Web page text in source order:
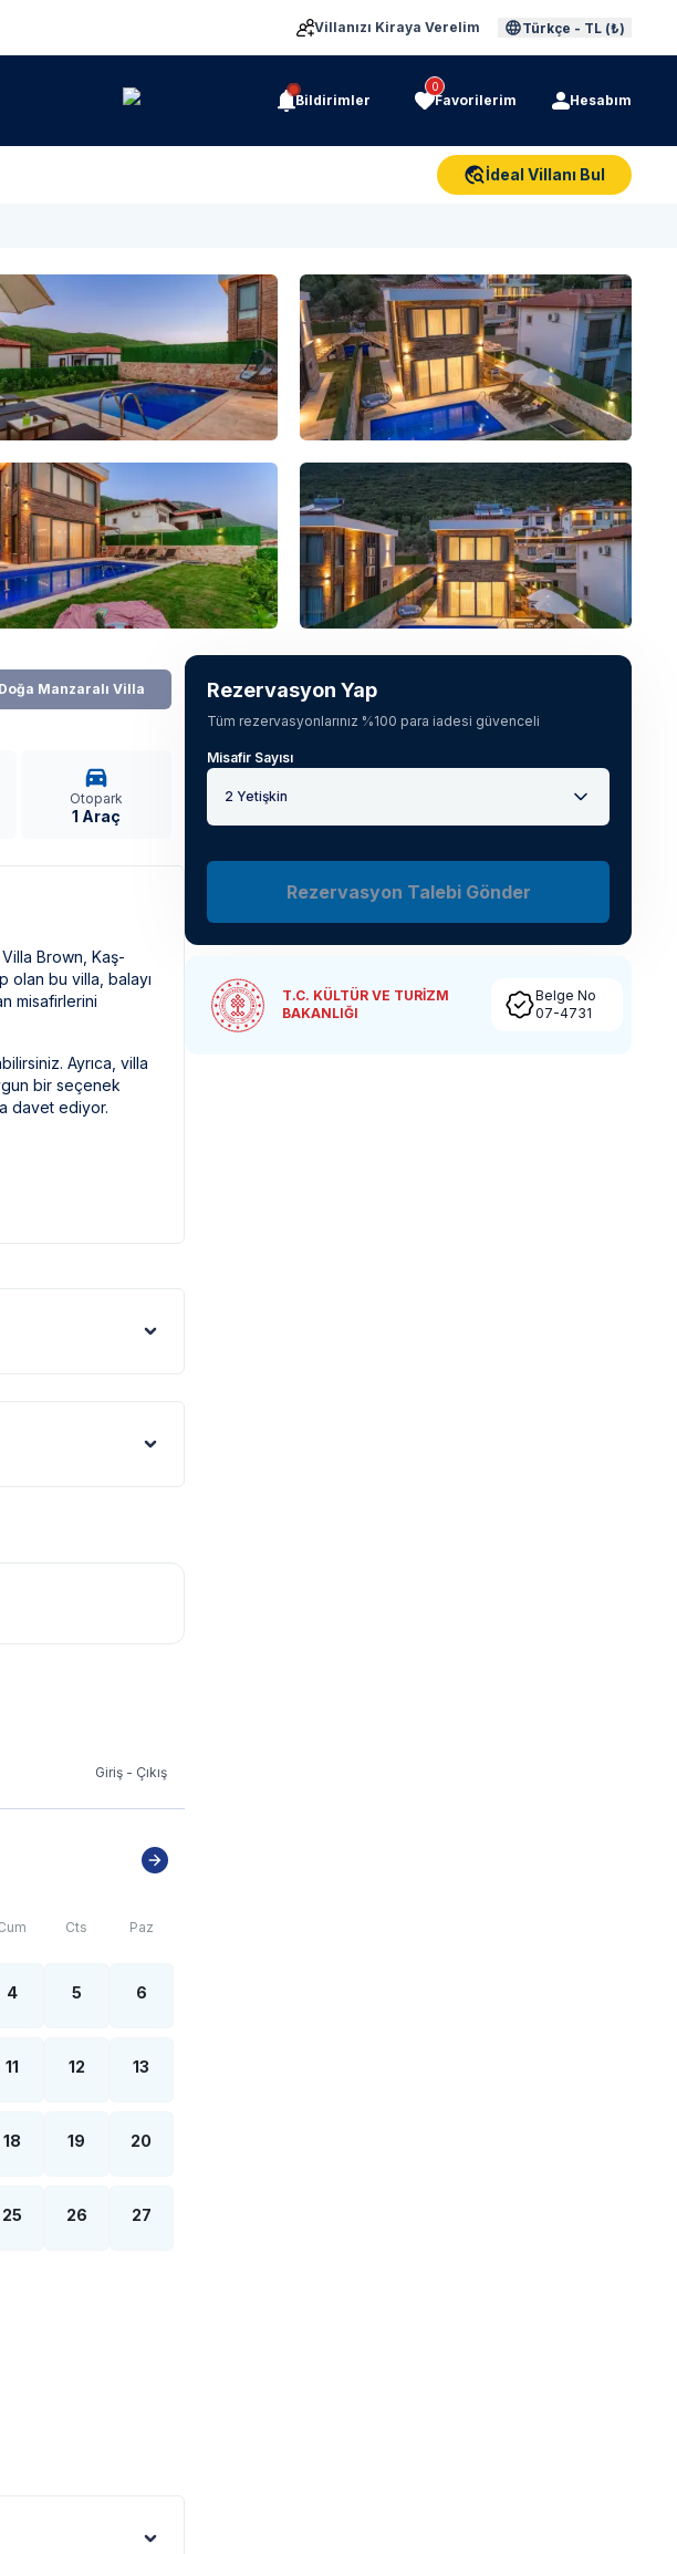
Villanızı Kiraya Verelim Türkçe - TL (₺)
Bildirimler
0
Favorilerim Hesabım
İdeal Villanı Bul
Tüm fotoğrafları gör
Doğa Manzaralı Villa
Otopark
1 Araç
Brown, Kaş-
olan bu villa, balayı
misafirlerini
Ayrıca, villa
bir seçenek
davet ediyor.
daha büyük
internet, elektrik
Giriş - Çıkış
Cts Paz
4 5 6
11 12 13
18 19 20
25 26 27
Rezervasyon Yap
Tüm rezervasyonlarınız %100 para iadesi güvenceli
Misafir Sayısı
2 Yetişkin
Rezervasyon Talebi Gönder
T.C. KÜLTÜR VE TURİZM
BAKANLIĞI
Belge No
07-4731